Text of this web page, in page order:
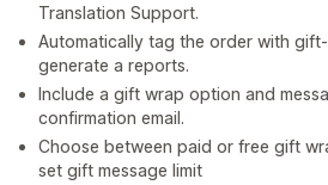
Translation Support.
Automatically tag the order with
generate a reports.
Include a gift wrap option and
confirmation email.
Choose between paid or free gift
set gift message limit